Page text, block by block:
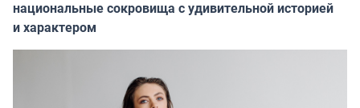
национальные сокровища с удивительной историей
и характером